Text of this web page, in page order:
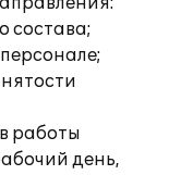
состава;
работы
день,